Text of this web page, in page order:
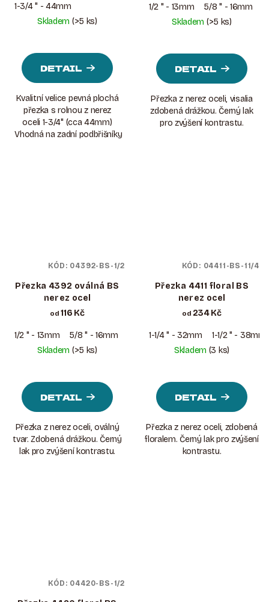
1-3/4 " - 44mm
Skladem (>5 ks)
DETAIL
Kvalitní velice pevná plochá
přezka s rolnou z nerez
oceli 1-3/4" (cca 44mm)
Vhodná na zadní podbřišníky
1/2 " - 13mm 5/8 " - 16mm
Skladem (>5 ks)
DETAIL
Přezka z nerez oceli, visalia
zdobená drážkou. Černý lak
pro zvýšení kontrastu.
Přezka 4392 oválná BS
nerez ocel
od 116 Kč
1/2 " - 13mm 5/8 " - 16mm 3/4 " - 19mm
1 " – 25mm
Skladem (>5 ks)
DETAIL
Přezka z nerez oceli, oválný
tvar. Zdobená drážkou. Černý
lak pro zvýšení kontrastu.
KÓD: 04392-BS-1/2
Přezka 4411 floral BS
nerez ocel
od 234 Kč
1-1/4 " - 32mm
1-1/2 " - 38mm
Skladem (3 ks)
DETAIL
Přezka z nerez oceli, zdobená
floralem. Černý lak pro zvýšení
kontrastu.
KÓD: 04411-BS-11/4
KÓD: 04420-BS-1/2